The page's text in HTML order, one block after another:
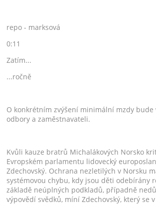
repo - marksová
0:11
Zatím...
...ročně
O konkrétním zvýšení minimální mzdy bude
odbory a zaměstnavateli.
Kvůli kauze bratrů Michalákových Norsko
Evropském parlamentu lidovecký
Zdechovský. Ochrana nezletilých v Norsku
systémovou chybu, kdy jsou děti odebírány
základě neúplných podkladů, případně
výpovědí svědků, míní Zdechovský, který se